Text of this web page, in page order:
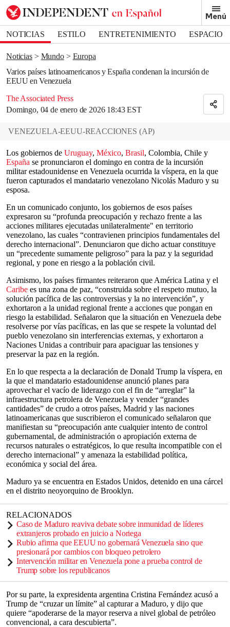
Menú
NOTICIAS ESTILO ENTRETENIMIENTO
ESPACIO
DEPORTES
Noticias Mundo
Europa
Varios países latinoamericanos y España condenan la incursión de
EEUU en Venezuela
The Associated Press
Domingo, 04 de enero de 2026 18:43 EST
Bookmark popover
Removed from bookmarks
Close popover
VENEZUELA-EEUU-REACCIONES (AP)
Los gobiernos de Uruguay, México, Brasil, Colombia, Chile y
España se pronunciaron el domingo en contra de la incursión
militar estadounidense en Venezuela ocurrida la víspera, en la que
fueron capturados el mandatario venezolano Nicolás Maduro y su
esposa.
En un comunicado conjunto, los gobiernos de esos países
expresaron su “profunda preocupación y rechazo frente a las
acciones militares ejecutadas unilateralmente" en territorio
venezolano, las cuales “contravienen principios fundamentales del
derecho internacional”. Denunciaron que dicho actuar constituye
un “precedente sumamente peligroso” para la paz y la seguridad
regional, y pone en riesgo a la población civil.
Asimismo, los países firmantes reiteraron que América Latina y el
Caribe es una zona de paz, “construida sobre el respeto mutuo, la
solución pacífica de las controversias y la no intervención”, y
exhortaron a la unidad regional frente a acciones que pongan en
riesgo la estabilidad. Señalaron que la situación en Venezuela debe
resolverse por vías pacíficas, en las que se respete la voluntad del
pueblo venezolano sin interferencias externas, y exhortaron a
Naciones Unidas a contribuir para apaciguar las tensiones y
preservar la paz en la región.
En lo que respecta a la declaración de Donald Trump la víspera, en
la que el mandatario estadounidense anunció planes para
aprovechar el vacío de liderazgo con el fin de “arreglar” la
infraestructura petrolera de Venezuela y vender “grandes
cantidades” de crudo a otros países, Madrid y las naciones
latinoamericanas que suscribieron el comunicado señalaron que
manifiestan su “preocupación ante cualquier intento de control
gubernamental, de administración o apropiación externa de
recursos naturales o estratégicos, lo que resulta incompatible con el
derecho internacional” y amenaza la estabilidad política,
económica y social del área.
Maduro ya se encuentra en Estados Unidos, detenido en una cárcel
en el distrito neoyorquino de Brooklyn.
RELACIONADOS
Caso de Maduro reaviva debate sobre inmunidad de líderes
extranjeros probado en juicio a Noriega
Rubio afirma que EEUU no gobernará Venezuela sino que
presionará por cambios con bloqueo petrolero
Intervención militar en Venezuela pone a prueba control de
Trump sobre los republicanos
Por su parte, la expresidenta argentina Cristina Fernández acusó a
Trump de “cruzar un límite” al capturar a Maduro, y dijo que
quiere “apoderarse de la mayor reserva a nivel global de petróleo
convencional, a cara descubierta”.